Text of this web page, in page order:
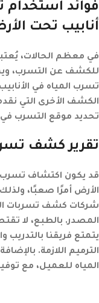
فوائد استخدام
أنابيب تحت
في معظم الحالات،
للكشف عن التسرب،
تسرب المياه في
الكشف الأخرى التي
تحديد موقع التسرب في
تقرير كشف
قد يكون اكتشاف تسرب
الأرض أمرًا صعبًا،
شركات كشف تسربات
المصدر. بالطبع، لا
يتمتع فريقنا بالتدريب
الترميم اللازمة.
المياه للعميل، مع